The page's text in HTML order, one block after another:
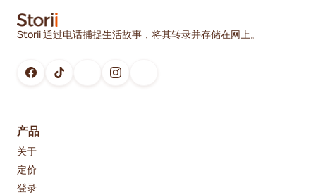
Storii 通过电话捕捉生活故事，将其转录并存储在网上。
产品
关于
定价
登录